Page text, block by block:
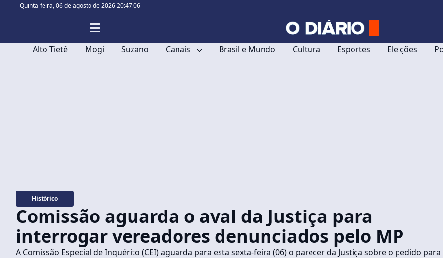
Quinta-feira,06 de agosto de 2026 20:47:07
Alto Tietê Mogi Suzano Canais Brasil e Mundo Cultura Esportes Eleições
Histórico
Comissão aguarda o aval da Justiça para
interrogar vereadores denunciados pelo MP
A Comissão Especial de Inquérito (CEI) aguarda para esta sexta-feira (06) o parecer da Justiça sobre o pedido para